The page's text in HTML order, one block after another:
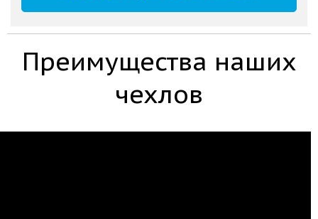
Преимущества наших
чехлов